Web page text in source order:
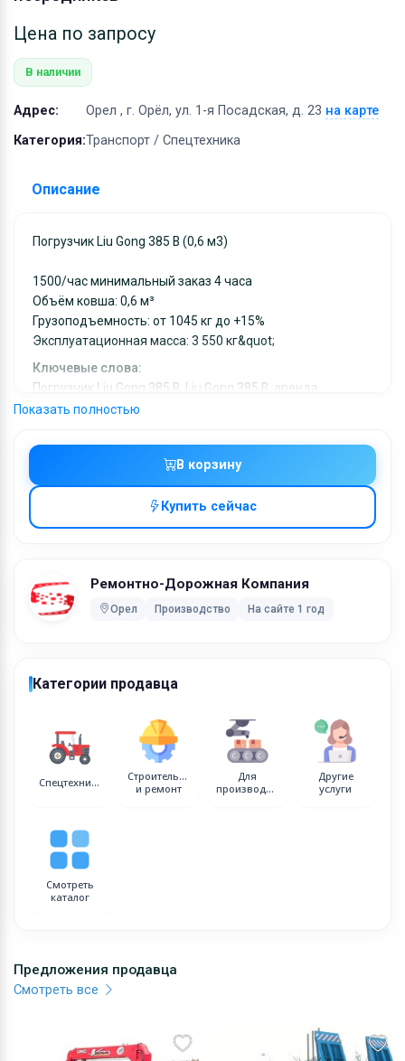
В корзину
Купить сейчас
Ремонтно-Дорожная Компания
Орел Производство На сайте 1 год
Категории продавца
Спецтехника
Строительство
и ремонт
Для
производства
Другие
услуги
Смотреть
каталог
Цена по запросу
В наличии
Адрес: Орел , г. Орёл, ул. 1-я Посадская, д. 23 на карте
Категория:Транспорт / Спецтехника
Описание
Погрузчик Liu Gong 385 B (0,6 м3)
1500/час минимальный заказ 4 часа
Объём ковша: 0,6 м³
Грузоподъемность: от 1045 кг до +15%
Эксплуатационная масса: 3 550 кг&quot;
Ключевые слова:
Погрузчик Liu Gong 385 B, Liu Gong 385 B, аренда
погрузчика, возьму в аренду погрузчик, погрузчик
Показать полностью
Предложения продавца
Смотреть все
Материалы